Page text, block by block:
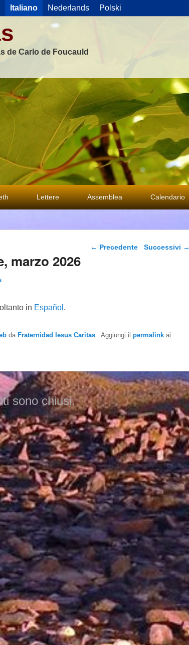
Italiano Nederlands Polski
de Carlo de Foucauld
Lettere Assemblea Calendario
Navigazione articolo
← Precedente Successivi →
marzo 2026
in Español .
da Fraternidad Iesus Caritas . Aggiungi il permalink ai
sono chiusi.